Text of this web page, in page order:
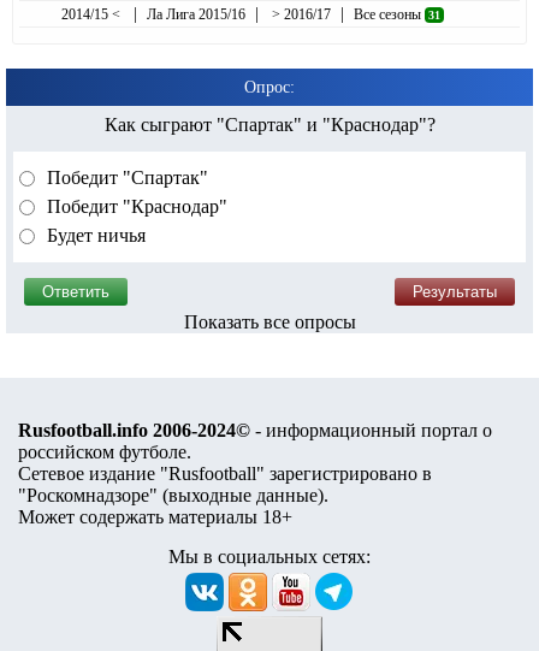
2014/15 < | Ла Лига 2015/16 | > 2016/17 | Все сезоны 31
Опрос:
Как сыграют "Спартак" и "Краснодар"?
Победит "Спартак"
Победит "Краснодар"
Будет ничья
Показать все опросы
Rusfootball.info 2006-2024© - информационный портал о
российском футболе.
Сетевое издание "Rusfootball" зарегистрировано в
"Роскомнадзоре" (выходные данные).
Может содержать материалы 18+
Мы в социальных сетях: